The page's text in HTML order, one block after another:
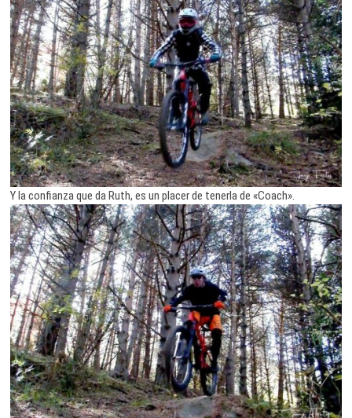
Y la confianza que da Ruth, es un placer de tenerla de «Coach».